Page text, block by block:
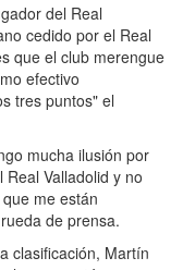
del Real
cedido por el Real
que el club merengue
efectivo
tres puntos" el
mucha ilusión por
Valladolid y no
me están
de prensa.
clasificación, Martín